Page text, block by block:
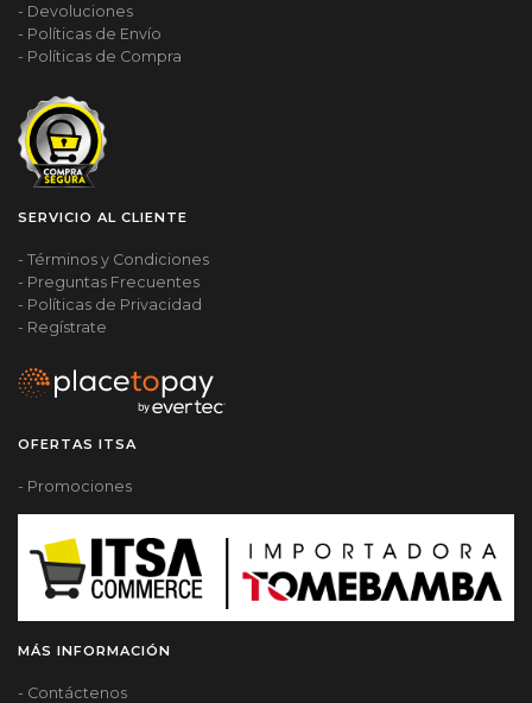
- Devoluciones
- Políticas de Envío
- Políticas de Compra
SERVICIO AL CLIENTE
- Términos y Condiciones
- Preguntas Frecuentes
- Políticas de Privacidad
- Regístrate
OFERTAS ITSA
- Promociones
MÁS INFORMACIÓN
- Contáctenos